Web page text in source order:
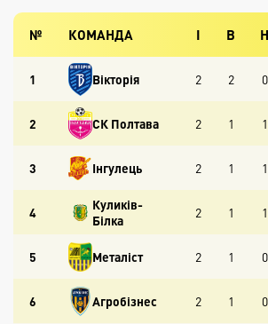
№ КОМАНДА І В Н
1 Вікторія 2 2 0
2 СК Полтава 2 1 1
3 Інгулець 2 1 1
4
Куликів-
Білка
2 1 1
5 Металіст 2 1 0
6 Агробізнес 2 1 0